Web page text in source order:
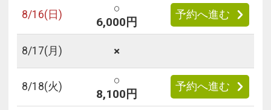
8/16(日)
○
6,000円
予約へ進む
8/17(月) ×
8/18(火)
○
8,100円
予約へ進む